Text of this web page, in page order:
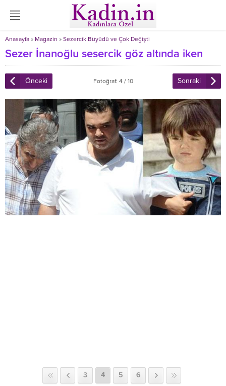
Anasayfa » Magazin » Sezercik Büyüdü ve Çok Değişti
Sezer İnanoğlu sesercik göz altında iken
Önceki Fotoğraf: 4 / 10 Sonraki
3 4 5 6